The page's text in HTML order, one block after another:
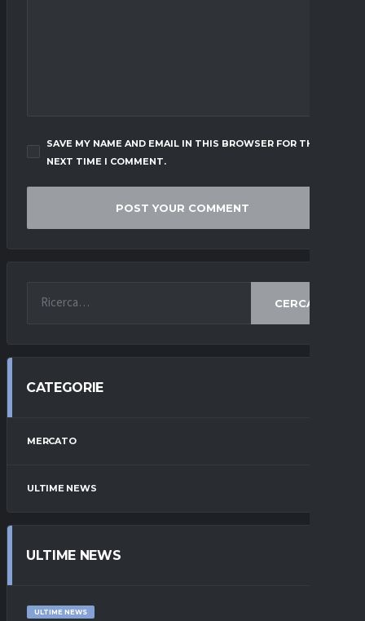
SAVE MY NAME AND EMAIL IN THIS BROWSER FOR THE
NEXT TIME I COMMENT.
CERCA
CATEGORIE
MERCATO
ULTIME NEWS
ULTIME NEWS
ULTIME NEWS